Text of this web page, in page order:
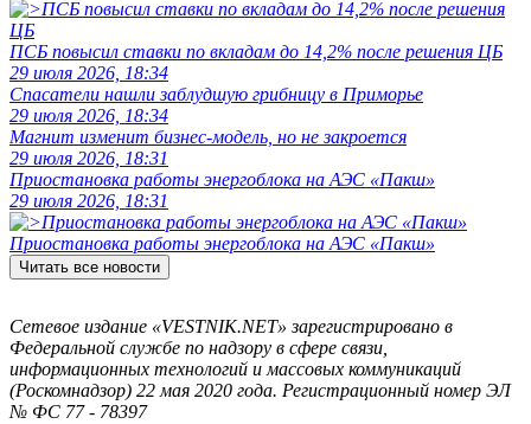
ПСБ повысил ставки по вкладам до 14,2% после решения ЦБ
29 июля 2026, 18:34
Спасатели нашли заблудшую грибницу в Приморье
29 июля 2026, 18:34
Магнит изменит бизнес-модель, но не закроется
29 июля 2026, 18:31
Приостановка работы энергоблока на АЭС «Пакш»
29 июля 2026, 18:31
Приостановка работы энергоблока на АЭС «Пакш»
Читать все новости
Сетевое издание «VESTNIK.NET» зарегистрировано в
Федеральной службе по надзору в сфере связи,
информационных технологий и массовых коммуникаций
(Роскомнадзор) 22 мая 2020 года. Регистрационный номер ЭЛ
№ ФС 77 - 78397